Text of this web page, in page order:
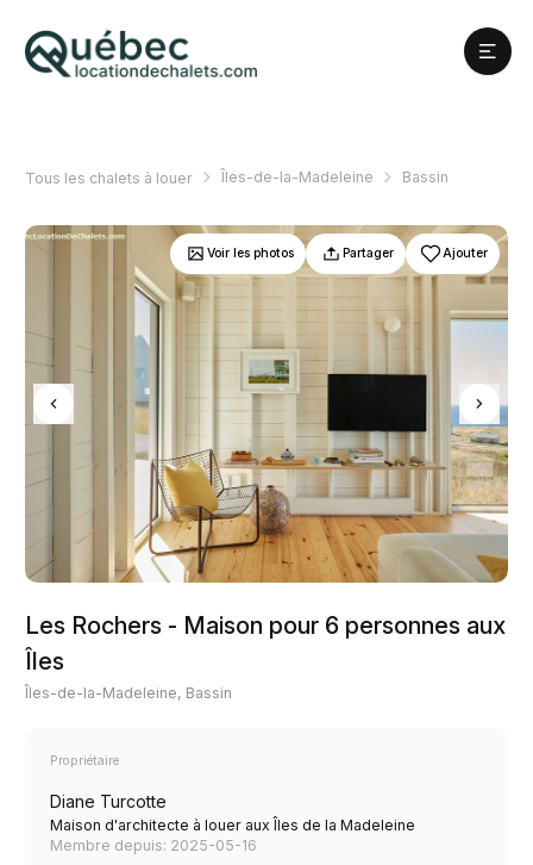
Tous les chalets à louer Îles-de-la-Madeleine Bassin
Les Rochers - Maison pour 6 personnes aux
Îles
Îles-de-la-Madeleine, Bassin
Propriétaire
Diane Turcotte
Maison d'architecte à louer aux Îles de la Madeleine
Membre depuis: 2025-05-16
Voir les photos Partager Ajouter